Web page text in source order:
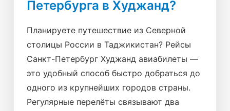
Петербурга в Худжанд?
Планируете путешествие из Северной
столицы России в Таджикистан? Рейсы
Санкт-Петербург Худжанд авиабилеты —
это удобный способ быстро добраться до
одного из крупнейших городов страны.
Регулярные перелёты связывают два